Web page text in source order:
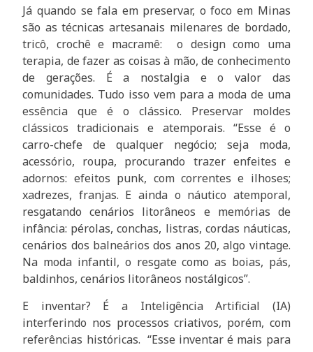
Já quando se fala em preservar, o foco em Minas
são as técnicas artesanais milenares de bordado,
tricô, crochê e macramê: o design como uma
terapia, de fazer as coisas à mão, de conhecimento
de gerações. É a nostalgia e o valor das
comunidades. Tudo isso vem para a moda de uma
essência que é o clássico. Preservar moldes
clássicos tradicionais e atemporais. “Esse é o
carro-chefe de qualquer negócio; seja moda,
acessório, roupa, procurando trazer enfeites e
adornos: efeitos punk, com correntes e ilhoses;
xadrezes, franjas. E ainda o náutico atemporal,
resgatando cenários litorâneos e memórias de
infância: pérolas, conchas, listras, cordas náuticas,
cenários dos balneários dos anos 20, algo vintage.
Na moda infantil, o resgate como as boias, pás,
baldinhos, cenários litorâneos nostálgicos”.
E inventar? É a Inteligência Artificial (IA)
interferindo nos processos criativos, porém, com
referências históricas. “Esse inventar é mais para